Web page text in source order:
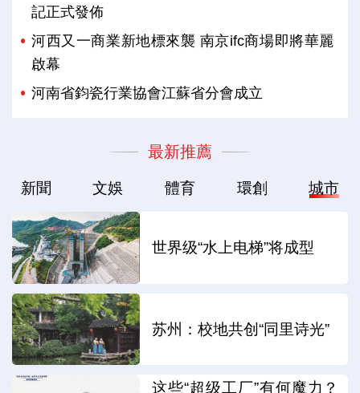
記正式發佈
河西又一商業新地標來襲 南京ifc商場即將華麗
啟幕
河南省鈞瓷行業協會江蘇省分會成立
最新推薦
新聞 文娛 體育 環創 城市
世界级“水上电梯”将成型
苏州：校地共创“同里诗光”
这些“超级工厂”有何魔力？